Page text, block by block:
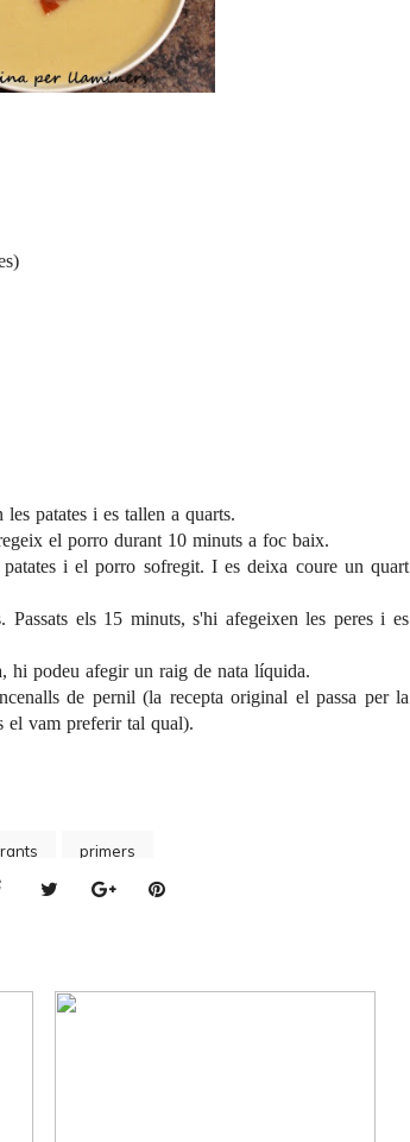
patates i es tallen a quarts.
el porro durant 10 minuts a foc baix.
i el porro sofregit. I es deixa coure un quart
els 15 minuts, s'hi afegeixen les peres i es
hi podeu afegir un raig de nata líquida.
de pernil (la recepta original el passa per la
el vam preferir tal qual).
primers